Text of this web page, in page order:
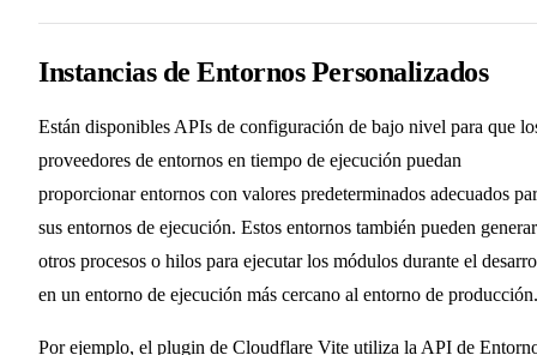
Instancias de Entornos Personalizados
Están disponibles APIs de configuración de bajo nivel para que
proveedores de entornos en tiempo de ejecución puedan
proporcionar entornos con valores predeterminados adecuados
sus entornos de ejecución. Estos entornos también pueden generar
otros procesos o hilos para ejecutar los módulos durante el
en un entorno de ejecución más cercano al entorno de producción.
Por ejemplo, el plugin de Cloudflare Vite utiliza la API de